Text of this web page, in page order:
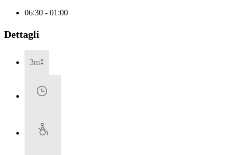
06:30 - 01:00
Dettagli
3m